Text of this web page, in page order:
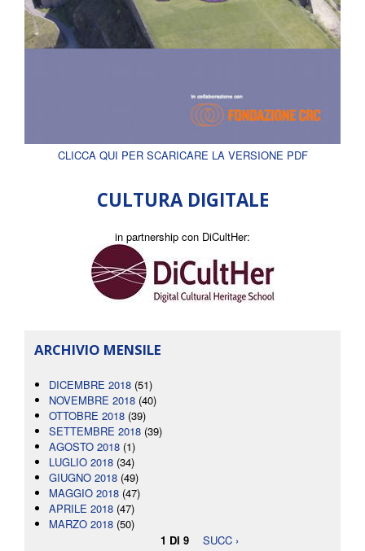
CLICCA QUI PER SCARICARE LA VERSIONE PDF
CULTURA DIGITALE
in partnership con DiCultHer:
ARCHIVIO MENSILE
DICEMBRE 2018 (51)
NOVEMBRE 2018 (40)
OTTOBRE 2018 (39)
SETTEMBRE 2018 (39)
AGOSTO 2018 (1)
LUGLIO 2018 (34)
GIUGNO 2018 (49)
MAGGIO 2018 (47)
APRILE 2018 (47)
MARZO 2018 (50)
1 DI 9
SUCC ›